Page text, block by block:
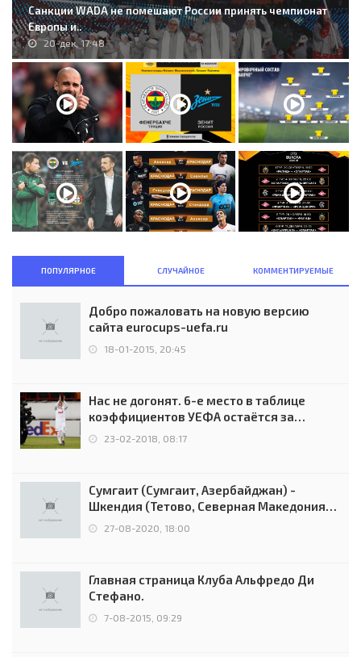
Санкции WADA не помешают России принять чемпионат
Европы и..
20-дек, 17:48
ПОПУЛЯРНОЕ СЛУЧАЙНОЕ КОММЕНТИРУЕМЫЕ
Добро пожаловать на новую версию
сайта eurocups-uefa.ru
18-01-2015, 20:45
Нас не догонят. 6-е место в таблице
коэффициентов УЕФА остаётся за
Россией
23-02-2018, 08:17
Сумгаит (Сумгаит, Азербайджан) -
Шкендия (Тетово, Северная Македония) -
0:2 (0:0)
27-08-2020, 18:00
Главная страница Клуба Альфредо Ди
Стефано.
7-08-2015, 09:29